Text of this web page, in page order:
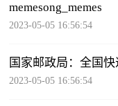
memesong_memes
2023-05-05 16:56:54
国家邮政局：全国
2023-05-05 16:56:54